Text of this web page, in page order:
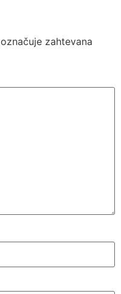
označuje zahtevana